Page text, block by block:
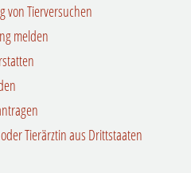
von Tierversuchen
melden
Tierärztin aus Drittstaaten